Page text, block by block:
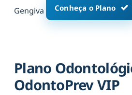
Gengiva Conheça o Plano
Plano
OdontoPrev VIP